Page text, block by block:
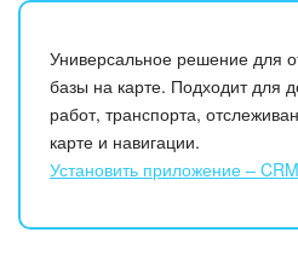
Универсальное решение для
базы на карте. Подходит для
работ, транспорта,
карте и навигации.
Установить приложение –